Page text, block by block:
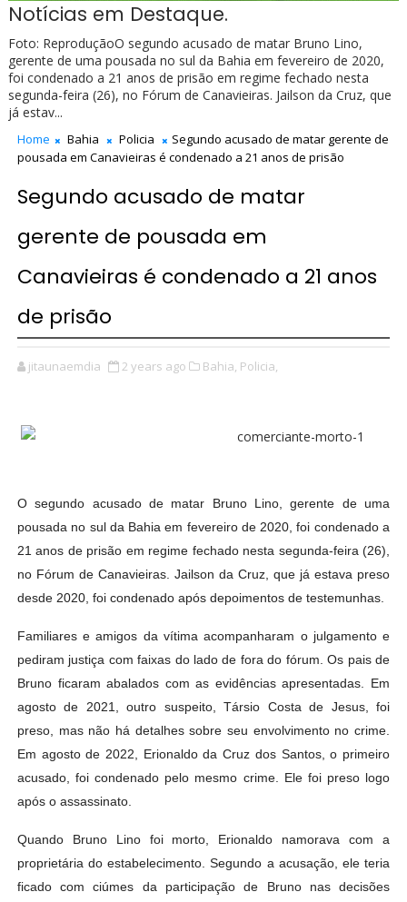
Notícias em Destaque.
Foto: ReproduçãoO segundo acusado de matar Bruno Lino,
gerente de uma pousada no sul da Bahia em fevereiro de 2020,
foi condenado a 21 anos de prisão em regime fechado nesta
segunda-feira (26), no Fórum de Canavieiras. Jailson da Cruz, que
já estav...
Home Bahia Policia
Segundo acusado de matar gerente de
pousada em Canavieiras é condenado a 21 anos de prisão
Segundo acusado de matar
gerente de pousada em
Canavieiras é condenado a 21 anos
de prisão
jitaunaemdia 2 years ago Bahia, Policia,
O segundo acusado de matar Bruno Lino, gerente de uma
pousada no sul da Bahia em fevereiro de 2020, foi condenado a
21 anos de prisão em regime fechado nesta segunda-feira (26),
no Fórum de Canavieiras. Jailson da Cruz, que já estava preso
desde 2020, foi condenado após depoimentos de testemunhas.
Familiares e amigos da vítima acompanharam o julgamento e
pediram justiça com faixas do lado de fora do fórum. Os pais de
Bruno ficaram abalados com as evidências apresentadas. Em
agosto de 2021, outro suspeito, Társio Costa de Jesus, foi
preso, mas não há detalhes sobre seu envolvimento no crime.
Em agosto de 2022, Erionaldo da Cruz dos Santos, o primeiro
acusado, foi condenado pelo mesmo crime. Ele foi preso logo
após o assassinato.
Quando Bruno Lino foi morto, Erionaldo namorava com a
proprietária do estabelecimento. Segundo a acusação, ele teria
ficado com ciúmes da participação de Bruno nas decisões